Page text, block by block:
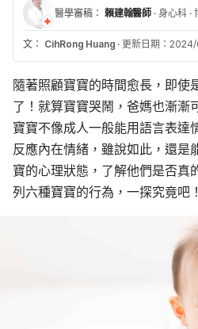
醫學審稿： 賴建翰醫師 · 身心科 ·
文： CihRong Huang · 更新日期：
隨著照顧寶寶的時間愈長，即使
了！就算寶寶哭鬧，爸媽也漸漸
寶寶不像成人一般能用語言表達
反應內在情緒，雖說如此，還是
寶的心理狀態，了解他們是否真
列六種寶寶的行為，一探究竟吧！